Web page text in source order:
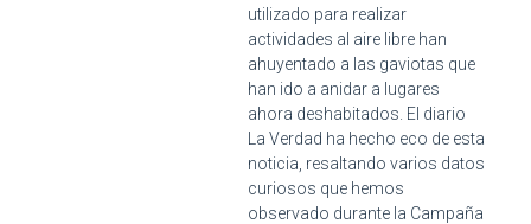
utilizado para realizar
actividades al aire libre han
ahuyentado a las gaviotas que
han ido a anidar a lugares
ahora deshabitados. El diario
La Verdad ha hecho eco de esta
noticia, resaltando varios datos
curiosos que hemos
observado durante la Campaña